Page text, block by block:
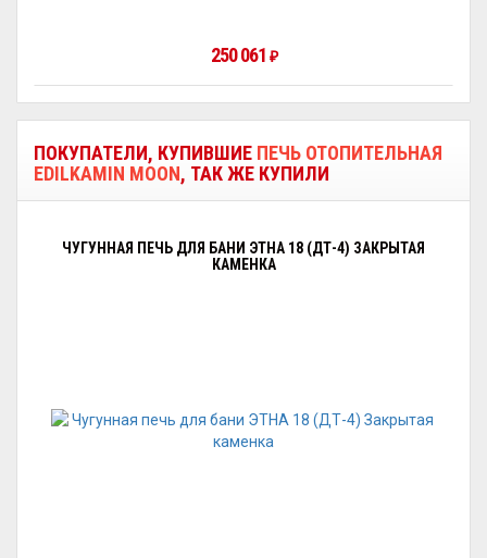
250 061 ₽
ПОКУПАТЕЛИ, КУПИВШИЕ ПЕЧЬ ОТОПИТЕЛЬНАЯ
EDILKAMIN MOON, ТАК ЖЕ КУПИЛИ
ЧУГУННАЯ ПЕЧЬ ДЛЯ БАНИ ЭТНА 18 (ДТ-4) ЗАКРЫТАЯ
КАМЕНКА